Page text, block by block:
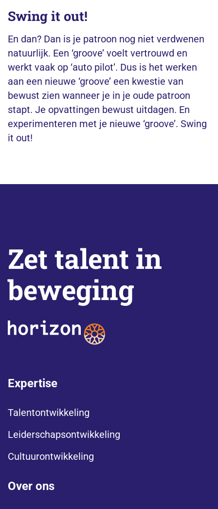
Swing it out!
En dan? Dan is je patroon nog niet verdwenen
natuurlijk. Een ‘groove’ voelt vertrouwd en
werkt vaak op ‘auto pilot’. Dus is het werken
aan een nieuwe ‘groove’ een kwestie van
bewust zien wanneer je in je oude patroon
stapt. Je opvattingen bewust uitdagen. En
experimenteren met je nieuwe ‘groove’. Swing
it out!
Zet talent in
beweging
Expertise
Talentontwikkeling
Leiderschapsontwikkeling
Cultuurontwikkeling
Over ons